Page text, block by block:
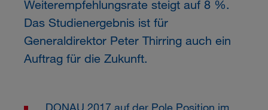
Weiterempfehlungsrate steigt auf 8 %.
Das Studienergebnis ist für
Generaldirektor Peter Thirring auch ein
Auftrag für die Zukunft.
DONAU 2017 auf der Pole Position im